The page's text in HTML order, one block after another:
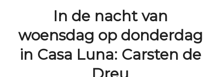
In de nacht van
woensdag op donderdag
in Casa Luna: Carsten de